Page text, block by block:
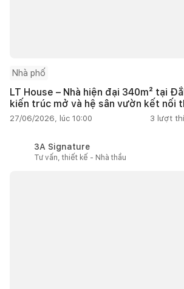
Nhà phố
LT House – Nhà hiện đại 340m² tại
kiến trúc mở và hệ sân vườn kết nối
27/06/2026, lúc 10:00 3 lượt
3A Signature
Tư vấn, thiết kế - Nhà thầu